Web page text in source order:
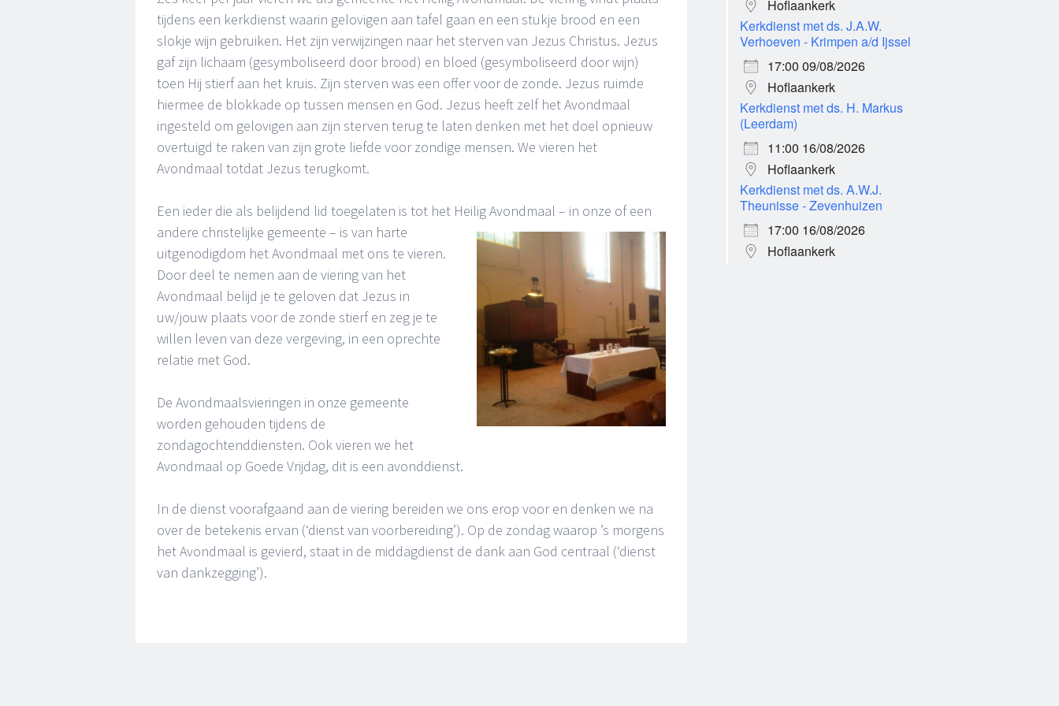
tijdens een kerkdienst waarin gelovigen aan tafel gaan en een stukje brood en een
slokje wijn gebruiken. Het zijn verwijzingen naar het sterven van Jezus Christus. Jezus
gaf zijn lichaam (gesymboliseerd door brood) en bloed (gesymboliseerd door wijn)
toen Hij stierf aan het kruis. Zijn sterven was een offer voor de zonde. Jezus ruimde
hiermee de blokkade op tussen mensen en God. Jezus heeft zelf het Avondmaal
ingesteld om gelovigen aan zijn sterven terug te laten denken met het doel opnieuw
overtuigd te raken van zijn grote liefde voor zondige mensen. We vieren het
Avondmaal totdat Jezus terugkomt.
Een ieder die als belijdend lid toegelaten is tot het Heilig Avondmaal – in onze of een
andere christelijke gemeente – is van harte
uitgenodigdom het Avondmaal met ons te vieren.
Door deel te nemen aan de viering van het
Avondmaal belijd je te geloven dat Jezus in
uw/jouw plaats voor de zonde stierf en zeg je te
willen leven van deze vergeving, in een oprechte
relatie met God.
De Avondmaalsvieringen in onze gemeente
worden gehouden tijdens de
zondagochtenddiensten. Ook vieren we het
Avondmaal op Goede Vrijdag, dit is een avonddienst.
In de dienst voorafgaand aan de viering bereiden we ons erop voor en denken we na
over de betekenis ervan (‘dienst van voorbereiding’). Op de zondag waarop ’s morgens
het Avondmaal is gevierd, staat in de middagdienst de dank aan God centraal (‘dienst
van dankzegging’).
Hoflaankerk
Kerkdienst met ds. J.A.W.
Verhoeven - Krimpen a/d Ijssel
17:00 09/08/2026
Hoflaankerk
Kerkdienst met ds. H. Markus
(Leerdam)
11:00 16/08/2026
Hoflaankerk
Kerkdienst met ds. A.W.J.
Theunisse - Zevenhuizen
17:00 16/08/2026
Hoflaankerk